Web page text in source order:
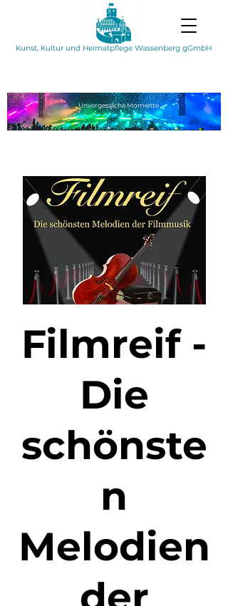
Kunst, Kultur und Heimatpflege Wassenberg gGmbH
UnvergesslicheMomente
Filmreif -
Die
schönste
n
Melodien